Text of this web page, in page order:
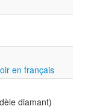
en français
diamant)